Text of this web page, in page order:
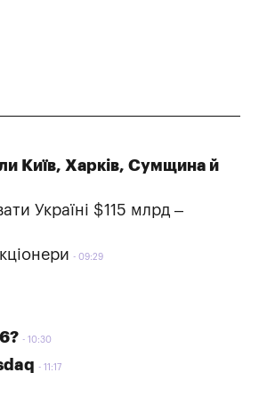
Київ, Харків, Сумщина й
Україні $115 млрд –
09:29
10:30
11:17